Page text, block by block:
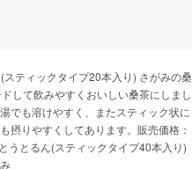
ティックタイプ20本入り) さがみの桑
して飲みやすくおいしい桑茶にしまし
でも溶けやすく、またスティック状に
摂りやすくしてあります。販売価格：
うとるん(スティックタイプ40本入り)